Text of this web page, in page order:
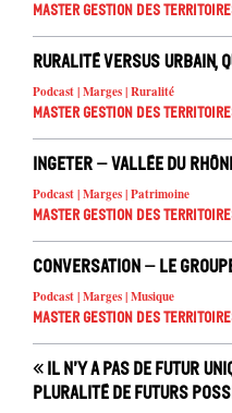
Master Gestion des
Ruralité versus urbain,
Podcast | Marges | Ruralité
Master Gestion des
INGETER – Vallée du
Podcast | Marges | Patrimoine
Master Gestion des
Conversation – Le groupe
Podcast | Marges | Musique
Master Gestion des
« Il n’y a pas de futur
pluralité de futurs